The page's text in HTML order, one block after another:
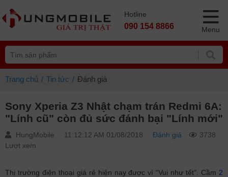
Hotline
090 154 8866 Menu
Trang chủ Tin tức Đánh giá
Sony Xperia Z3 Nhật chạm trán Redmi 6A:
"Lính cũ" còn đủ sức đánh bại "Lính mới"
HungMobile 11:12:12 AM 01/08/2018 Đánh giá
3738
Lượt xem
Thị trường điện thoại giá rẻ hiện nay được ví “Vui như tết”. Cầm 2